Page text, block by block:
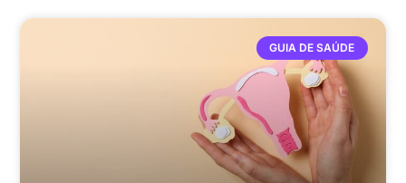
GUIA DE SAÚDE